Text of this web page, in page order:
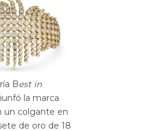
Best in
la marca
un colgante en
de oro de 18